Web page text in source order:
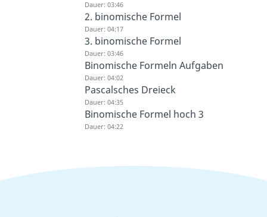
Dauer: 03:46
2. binomische Formel
Dauer: 04:17
3. binomische Formel
Dauer: 03:46
Binomische Formeln Aufgaben
Dauer: 04:02
Pascalsches Dreieck
Dauer: 04:35
Binomische Formel hoch 3
Dauer: 04:22